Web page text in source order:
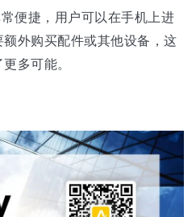
便捷，用户可以在手机上进
外购买配件或其他设备，这
多可能。